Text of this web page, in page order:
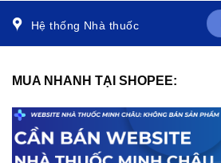
Hệ thống Nhà thuốc
MUA NHANH TẠI SHOPEE: